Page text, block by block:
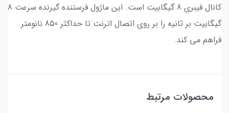
کانال فیبری 8 گیگابیت است. این ماژول فرستنده گیرنده سرعت 8
گیگابیت بر ثانیه را بر روی اتصال اترنت تا حداکثر 850 نانومتر
فراهم می کند.
محصولات مرتبط